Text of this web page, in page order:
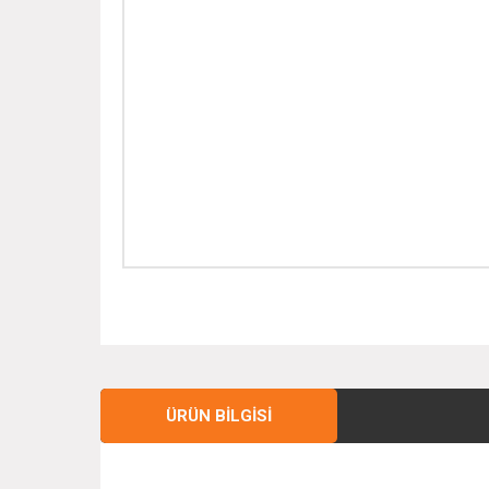
ÜRÜN BILGISI